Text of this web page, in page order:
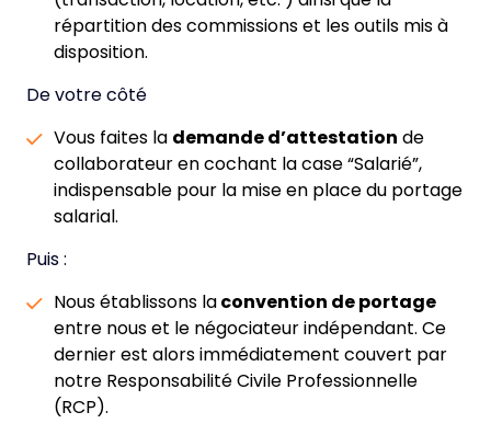
répartition des commissions et les outils mis à
disposition.
De votre côté
Vous faites la demande d’attestation de
collaborateur en cochant la case “Salarié”,
indispensable pour la mise en place du portage
salarial.
Puis :
Nous établissons laconvention de portage
entre nous et le négociateur indépendant. Ce
dernier est alors immédiatement couvert par
notre Responsabilité Civile Professionnelle
(RCP).